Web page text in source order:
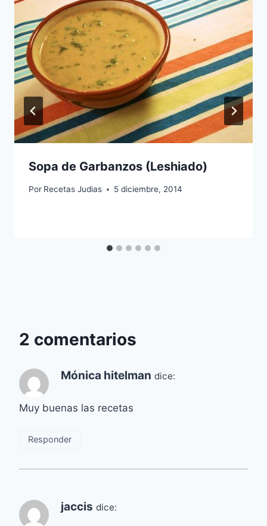
Sopa de Garbanzos (Leshiado)
Por Recetas Judias 5 diciembre, 2014
2 comentarios
Mónica hitelman dice:
Muy buenas las recetas
Responder
jaccis dice: